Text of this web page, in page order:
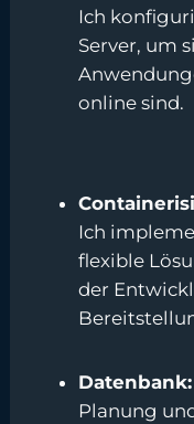
Ich
Server, um
online sind.
Ich
flexible
der
Datenbank:
Planung